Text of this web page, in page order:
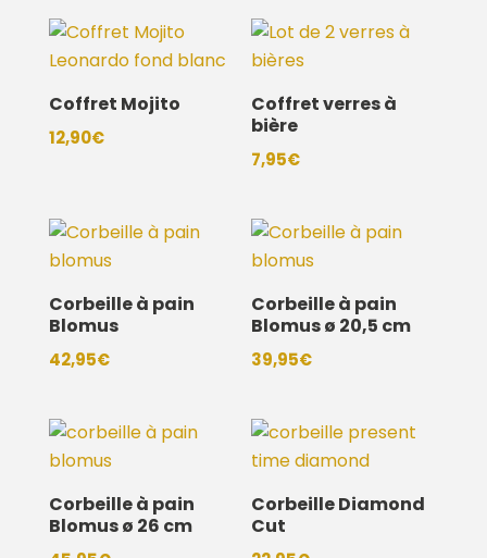
139,00€
à
169,00€
à
Coffret Mojito
12,90€
Coffret verres à
bière
7,95€
Corbeille à pain
Blomus
42,95€
Corbeille à pain
Blomus ø 20,5 cm
39,95€
Corbeille à pain
Blomus ø 26 cm
Corbeille Diamond
Cut